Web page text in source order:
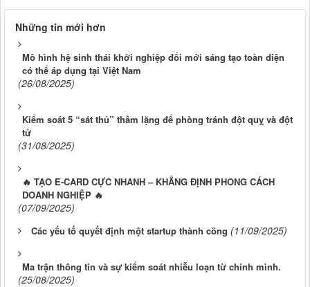
Những tin mới hơn
Mô hình hệ sinh thái khởi nghiệp đổi mới sáng tạo toàn diện
có thể áp dụng tại Việt Nam
(26/08/2025)
Kiểm soát 5 “sát thủ” thầm lặng để phòng tránh đột quỵ và đột
tử
(31/08/2025)
🔥 TẠO E-CARD CỰC NHANH – KHẲNG ĐỊNH PHONG CÁCH
DOANH NGHIỆP 🔥
(07/09/2025)
Các yếu tố quyết định một startup thành công (11/09/2025)
Ma trận thông tin và sự kiểm soát nhiễu loạn từ chính mình.
(25/08/2025)